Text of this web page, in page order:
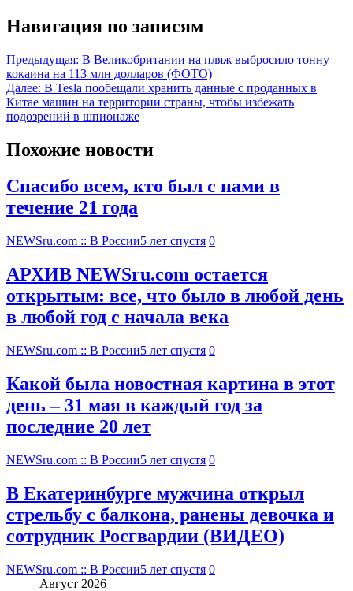
Навигация по записям
Предыдущая: В Великобритании на пляж выбросило тонну
кокаина на 113 млн долларов (ФОТО)
Далее: В Tesla пообещали хранить данные с проданных в
Китае машин на территории страны, чтобы избежать
подозрений в шпионаже
Похожие новости
Спасибо всем, кто был с нами в
течение 21 года
NEWSru.com :: В России5 лет спустя 0
АРХИВ NEWSru.com остается
открытым: все, что было в любой день
в любой год с начала века
NEWSru.com :: В России5 лет спустя 0
Какой была новостная картина в этот
день – 31 мая в каждый год за
последние 20 лет
NEWSru.com :: В России5 лет спустя 0
В Екатеринбурге мужчина открыл
стрельбу с балкона, ранены девочка и
сотрудник Росгвардии (ВИДЕО)
NEWSru.com :: В России5 лет спустя 0
Август 2026